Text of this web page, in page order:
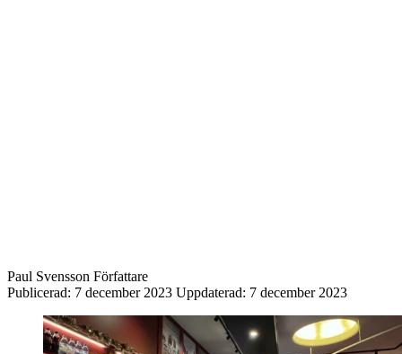
Paul Svensson Författare
Publicerad: 7 december 2023 Uppdaterad: 7 december 2023